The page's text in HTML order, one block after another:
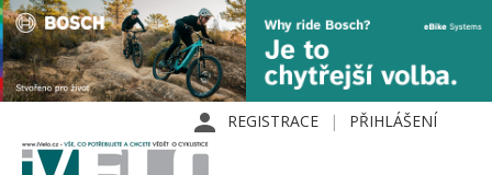
REGISTRACE PŘIHLÁŠENÍ